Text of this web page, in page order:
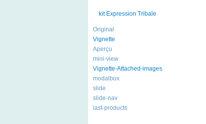
kit Expression Tribale
Original
Vignette
Aperçu
mini-view
Vignette-Attached-images
modalbox
slide
slide-nav
last-products